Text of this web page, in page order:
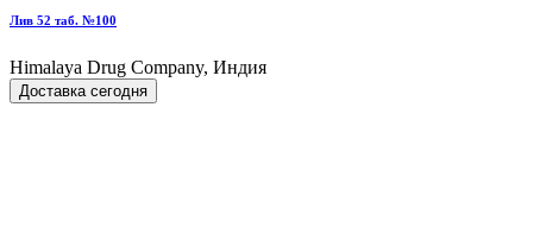
Лив 52 таб. №100
Himalaya Drug Company, Индия
Доставка сегодня